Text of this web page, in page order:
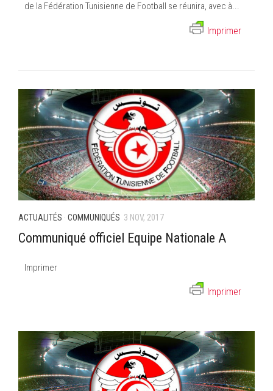
de la Fédération Tunisienne de Football se réunira, avec à...
Imprimer
ACTUALITÉS · COMMUNIQUÉS 3 NOV, 2017
Communiqué officiel Equipe Nationale A
Imprimer
Imprimer